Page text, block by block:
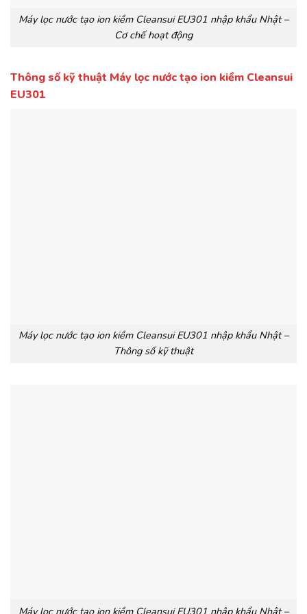
Máy lọc nước tạo ion kiềm Cleansui EU301 nhập khẩu Nhật –
Cơ chế hoạt động
Thông số kỹ thuật Máy lọc nước tạo ion kiềm Cleansui
EU301
Máy lọc nước tạo ion kiềm Cleansui EU301 nhập khẩu Nhật –
Thông số kỹ thuật